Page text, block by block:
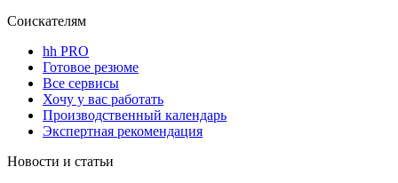
Соискателям
hh PRO
Готовое резюме
Все сервисы
Хочу у вас работать
Производственный календарь
Экспертная рекомендация
Новости и статьи